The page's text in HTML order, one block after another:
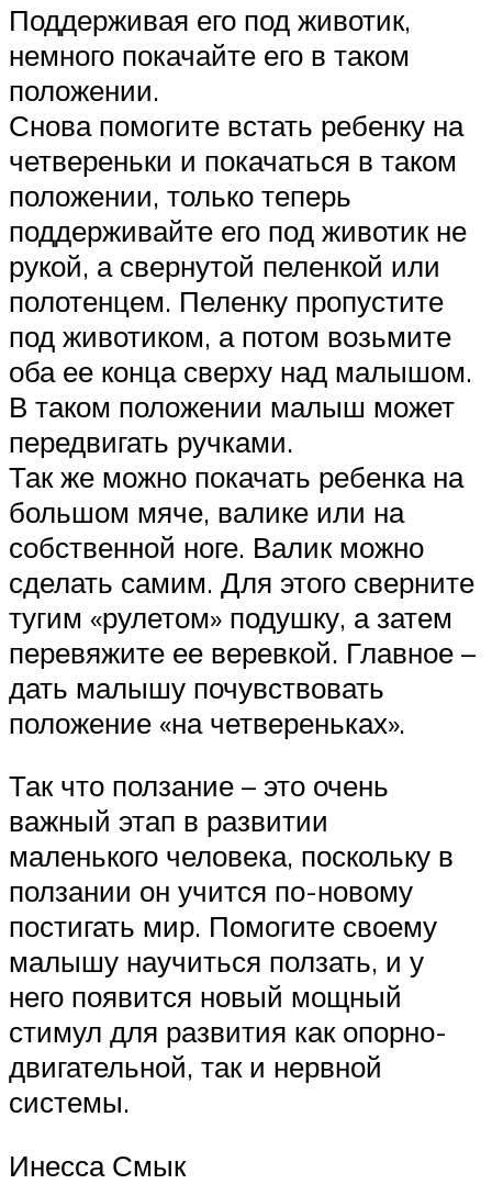
Поддерживая его под животик,
немного покачайте его в таком
положении.
Снова помогите встать ребенку на
четвереньки и покачаться в таком
положении, только теперь
поддерживайте его под животик не
рукой, а свернутой пеленкой или
полотенцем. Пеленку пропустите
под животиком, а потом возьмите
оба ее конца сверху над малышом.
В таком положении малыш может
передвигать ручками.
Так же можно покачать ребенка на
большом мяче, валике или на
собственной ноге. Валик можно
сделать самим. Для этого сверните
тугим «рулетом» подушку, а затем
перевяжите ее веревкой. Главное –
дать малышу почувствовать
положение «на четвереньках».
Так что ползание – это очень
важный этап в развитии
маленького человека, поскольку в
ползании он учится по-новому
постигать мир. Помогите своему
малышу научиться ползать, и у
него появится новый мощный
стимул для развития как опорно-
двигательной, так и нервной
системы.
Инесса Смык